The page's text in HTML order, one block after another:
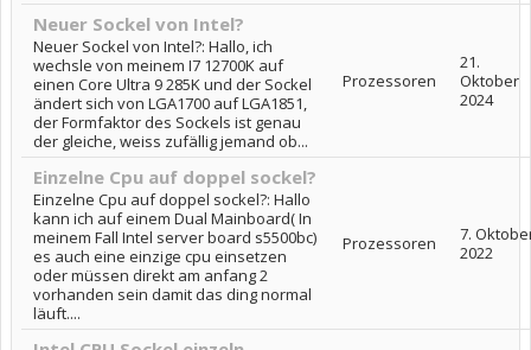
Neuer Sockel von Intel?
Neuer Sockel von Intel?: Hallo, ich
wechsle von meinem I7 12700K auf
einen Core Ultra 9 285K und der Sockel
ändert sich von LGA1700 auf LGA1851,
der Formfaktor des Sockels ist genau
der gleiche, weiss zufällig jemand ob...
Prozessoren
21.
Oktober
2024
Einzelne Cpu auf doppel sockel?
Einzelne Cpu auf doppel sockel?: Hallo
kann ich auf einem Dual Mainboard( In
meinem Fall Intel server board s5500bc)
es auch eine einzige cpu einsetzen
oder müssen direkt am anfang 2
vorhanden sein damit das ding normal
läuft....
Prozessoren
7.
2022